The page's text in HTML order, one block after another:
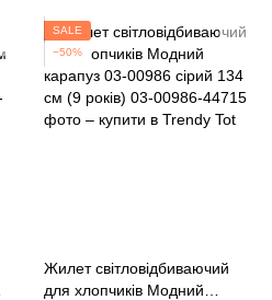
SALE
−50%
Жилет світловідбиваючий
для хлопчиків Модний